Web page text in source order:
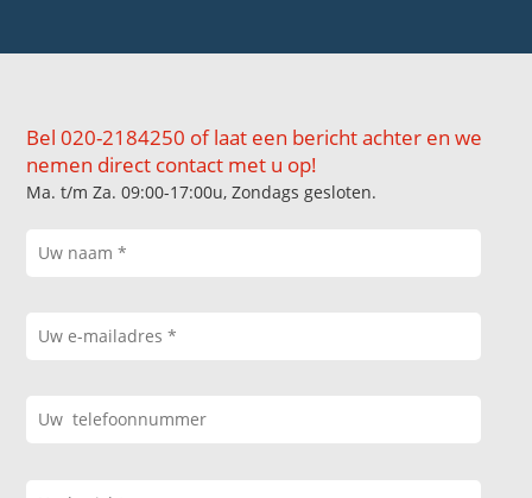
Bel 020-2184250 of laat een bericht achter en we
nemen direct contact met u op!
Ma. t/m Za. 09:00-17:00u, Zondags gesloten.